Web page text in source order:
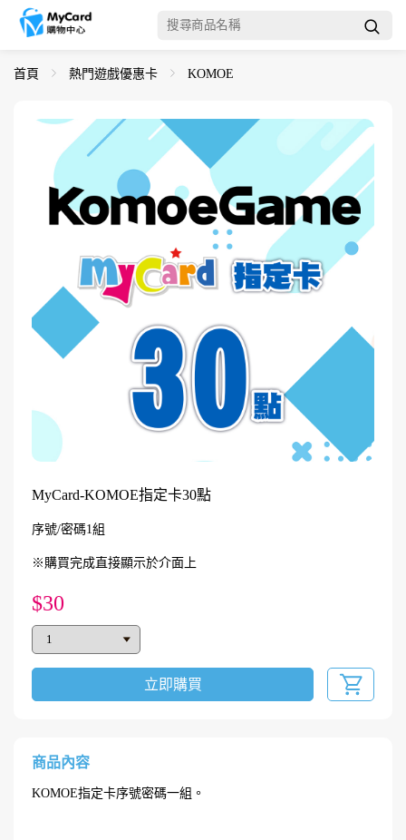
首頁 熱門遊戲優惠卡 KOMOE
MyCard-KOMOE指定卡30點
序號/密碼1組
※購買完成直接顯示於介面上
$30
立即購買
商品內容
KOMOE指定卡序號密碼一組。